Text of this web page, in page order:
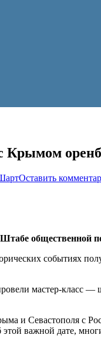
Крымом
Оставить
общественной
событиях
мастер-класс
и Севастополя с
этой важной дате,